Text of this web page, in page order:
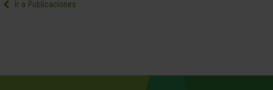
Ir a Publicaciones